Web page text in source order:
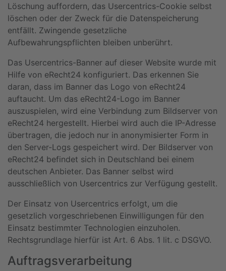
Löschung auffordern, das Usercentrics-Cookie selbst
löschen oder der Zweck für die Datenspeicherung
entfällt. Zwingende gesetzliche
Aufbewahrungspflichten bleiben unberührt.
Das Usercentrics-Banner auf dieser Website wurde mit
Hilfe von eRecht24 konfiguriert. Das erkennen Sie
daran, dass im Banner das Logo von eRecht24
auftaucht. Um das eRecht24-Logo im Banner
auszuspielen, wird eine Verbindung zum Bildserver von
eRecht24 hergestellt. Hierbei wird auch die IP-Adresse
übertragen, die jedoch nur in anonymisierter Form in
den Server-Logs gespeichert wird. Der Bildserver von
eRecht24 befindet sich in Deutschland bei einem
deutschen Anbieter. Das Banner selbst wird
ausschließlich von Usercentrics zur Verfügung gestellt.
Der Einsatz von Usercentrics erfolgt, um die
gesetzlich vorgeschriebenen Einwilligungen für den
Einsatz bestimmter Technologien einzuholen.
Rechtsgrundlage hierfür ist Art. 6 Abs. 1 lit. c DSGVO.
Auftragsverarbeitung